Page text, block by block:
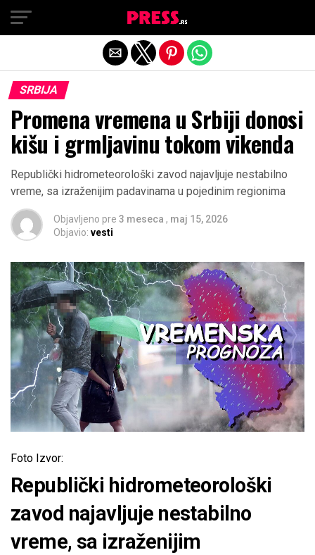
SRBIJA
Promena vremena u Srbiji donosi
kišu i grmljavinu tokom vikenda
Republički hidrometeorološki zavod najavljuje nestabilno
vreme, sa izraženijim padavinama u pojedinim regionima
Objavljeno pre 3 meseca , maj 15, 2026
Objavio: vesti
Foto Izvor:
Republički hidrometeorološki
zavod najavljuje nestabilno
vreme, sa izraženijim
Exit mobile version